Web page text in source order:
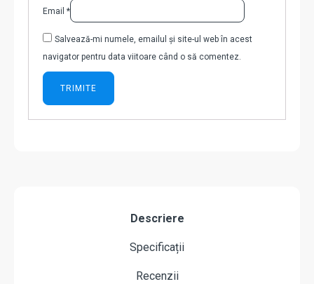
Email *
Salvează-mi numele, emailul și site-ul web în acest
navigator pentru data viitoare când o să comentez.
Descriere
Specificații
Recenzii